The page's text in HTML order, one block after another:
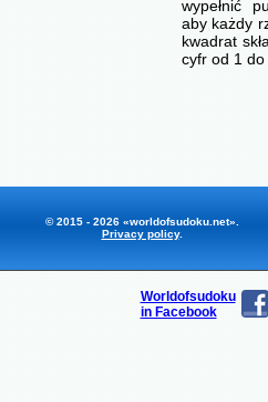
wypełnić
aby każdy
kwadrat
cyfr od 1
© 2015 - 2026 «worldofsudoku.net».
Privacy policy.
Worldofsudoku
in Facebook